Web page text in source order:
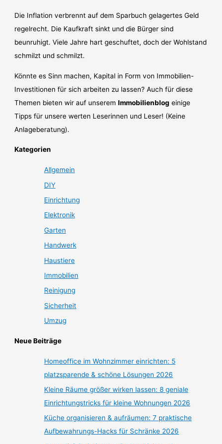
Die Inflation verbrennt auf dem Sparbuch gelagertes Geld
regelrecht. Die Kaufkraft sinkt und die Bürger sind
beunruhigt. Viele Jahre hart geschuftet, doch der Wohlstand
schmilzt und schmilzt.
Könnte es Sinn machen, Kapital in Form von Immobilien-
Investitionen für sich arbeiten zu lassen? Auch für diese
Themen bieten wir auf unseremImmobilienblog einige
Tipps für unsere werten Leserinnen und Leser! (Keine
Anlageberatung).
Kategorien
Allgemein
DIY
Einrichtung
Elektronik
Garten
Handwerk
Haustiere
Immobilien
Reinigung
Sicherheit
Umzug
Neue Beiträge
Homeoffice im Wohnzimmer einrichten: 5
platzsparende & schöne Lösungen 2026
Kleine Räume größer wirken lassen: 8 geniale
Einrichtungstricks für kleine Wohnungen 2026
Küche organisieren & aufräumen: 7 praktische
Aufbewahrungs-Hacks für Schränke 2026